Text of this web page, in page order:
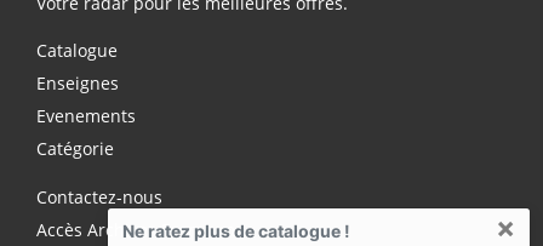
Ne ratez plus de catalogue ! ×
Catalogue
Enseignes
Evenements
Catégorie
Contactez-nous
Accès Archives Premium